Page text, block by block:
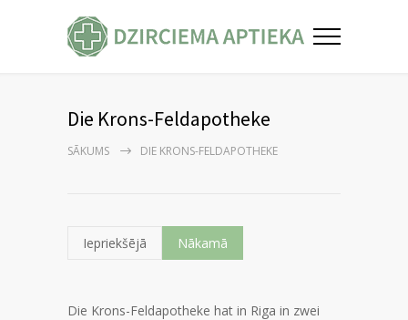
Die Krons-Feldapotheke
SĀKUMS DIE KRONS-FELDAPOTHEKE
Iepriekšējā Nākamā
Die Krons-Feldapotheke hat in Riga in zwei